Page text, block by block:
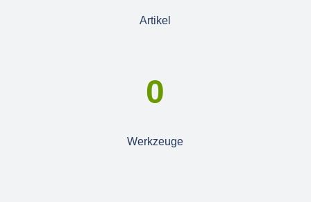
Artikel
0
Werkzeuge